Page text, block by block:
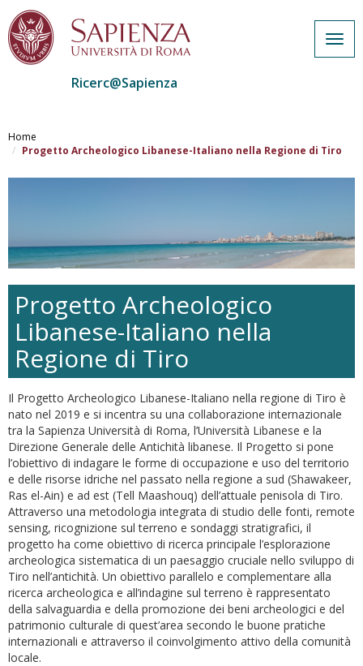
al
contenuto
Ricerc@Sapienza
Home
Progetto Archeologico Libanese-Italiano nella Regione di Tiro
Progetto Archeologico
Libanese-Italiano nella
Regione di Tiro
Il Progetto Archeologico Libanese-Italiano nella regione di Tiro è
nato nel 2019 e si incentra su una collaborazione internazionale
tra la Sapienza Università di Roma, l’Università Libanese e la
Direzione Generale delle Antichità libanese. Il Progetto si pone
l’obiettivo di indagare le forme di occupazione e uso del territorio
e delle risorse idriche nel passato nella regione a sud (Shawakeer,
Ras el-Ain) e ad est (Tell Maashouq) dell’attuale penisola di Tiro.
Attraverso una metodologia integrata di studio delle fonti, remote
sensing, ricognizione sul terreno e sondaggi stratigrafici, il
progetto ha come obiettivo di ricerca principale l’esplorazione
archeologica sistematica di un paesaggio cruciale nello sviluppo di
Tiro nell’antichità. Un obiettivo parallelo e complementare alla
ricerca archeologica e all’indagine sul terreno è rappresentato
della salvaguardia e della promozione dei beni archeologici e del
patrimonio culturale di quest’area secondo le buone pratiche
internazionali e attraverso il coinvolgimento attivo della comunità
locale.